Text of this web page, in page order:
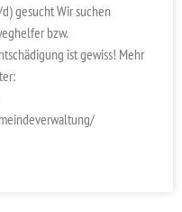
gesucht Wir suchen
bzw.
ist gewiss! Mehr